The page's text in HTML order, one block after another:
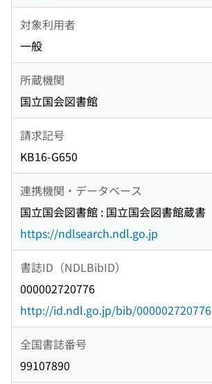
対象利用者
一般
所蔵機関
国立国会図書館
請求記号
KB16-G650
連携機関・データベース
国立国会図書館 : 国立国会図書館蔵書
https://ndlsearch.ndl.go.jp
書誌ID（NDLBibID）
000002720776
http://id.ndl.go.jp/bib/000002720776
全国書誌番号
99107890